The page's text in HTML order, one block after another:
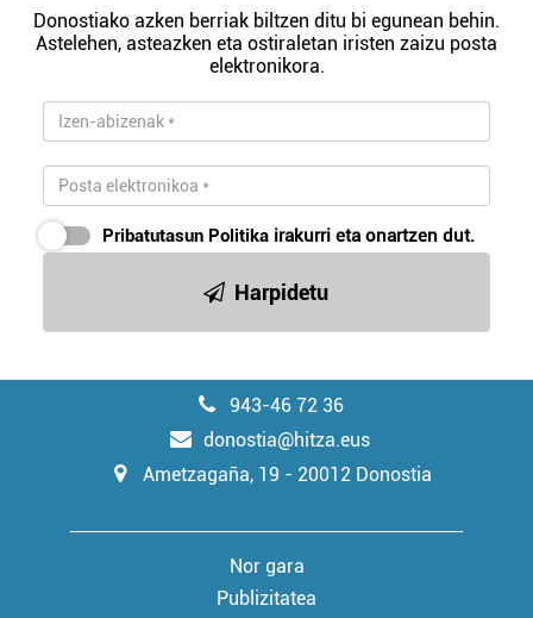
Donostiako azken berriak biltzen ditu bi egunean behin.
Astelehen, asteazken eta ostiraletan iristen zaizu posta
elektronikora.
Pribatutasun Politika irakurri eta onartzen dut.
Harpidetu
943-46 72 36
donostia@hitza.eus
Ametzagaña, 19 - 20012 Donostia
Nor gara
Publizitatea